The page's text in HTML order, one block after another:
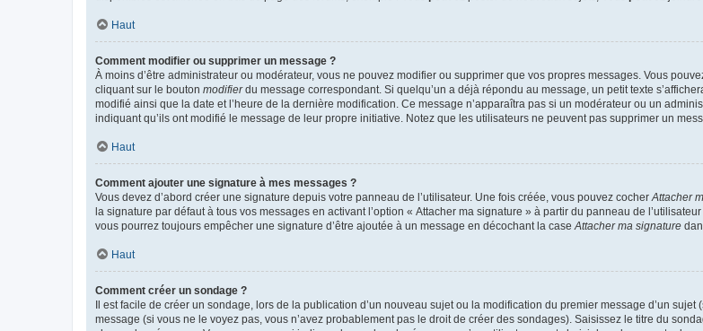
Haut
Comment modifier ou supprimer un message ?
À moins d’être administrateur ou modérateur, vous ne pouvez modifier ou supprimer que vos propres messages. Vous
cliquant sur le bouton modifierdu message correspondant. Si quelqu’un a déjà répondu au message, un petit texte
modifié ainsi que la date et l’heure de la dernière modification. Ce message n’apparaîtra pas si un modérateur ou un
indiquant qu’ils ont modifié le message de leur propre initiative. Notez que les utilisateurs ne peuvent pas supprimer un
Haut
Comment ajouter une signature à mes messages ?
Vous devez d’abord créer une signature depuis votre panneau de l’utilisateur. Une fois créée, vous pouvez cocherAttacher
la signature par défaut à tous vos messages en activant l’option « Attacher ma signature » à partir du panneau de
vous pourrez toujours empêcher une signature d’être ajoutée à un message en décochant la caseAttacher ma signature
Haut
Comment créer un sondage ?
Il est facile de créer un sondage, lors de la publication d’un nouveau sujet ou la modification du premier message d’un
message (si vous ne le voyez pas, vous n’avez probablement pas le droit de créer des sondages). Saisissez le titre du